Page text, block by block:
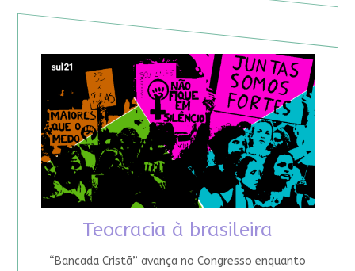
Teocracia à brasileira
“Bancada Cristã” avança no Congresso enquanto